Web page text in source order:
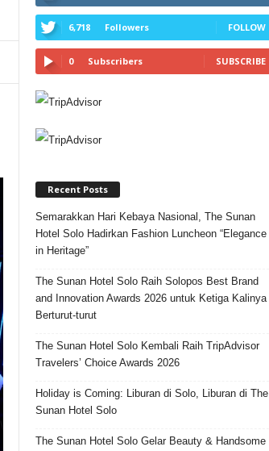
6,718 Followers FOLLOW
0 Subscribers SUBSCRIBE
Recent Posts
Semarakkan Hari Kebaya Nasional, The Sunan
Hotel Solo Hadirkan Fashion Luncheon “Elegance
in Heritage”
The Sunan Hotel Solo Raih Solopos Best Brand
and Innovation Awards 2026 untuk Ketiga Kalinya
Berturut-turut
The Sunan Hotel Solo Kembali Raih TripAdvisor
Travelers’ Choice Awards 2026
Holiday is Coming: Liburan di Solo, Liburan di The
Sunan Hotel Solo
The Sunan Hotel Solo Gelar Beauty & Handsome